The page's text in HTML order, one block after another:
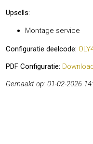
Upsells:
Montage service
Configuratie deelcode:
PDF Configuratie:
Gemaakt op: 01-02-2026